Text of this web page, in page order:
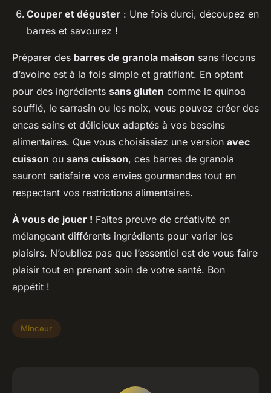
Couper et déguster : Une fois durci, découpez en
barres et savourez !
Préparer des barres de granola maison sans flocons
d’avoine est à la fois simple et gratifiant. En optant
pour des ingrédients sans gluten comme le quinoa
soufflé, le sarrasin ou les noix, vous pouvez créer des
encas sains et délicieux adaptés à vos besoins
alimentaires. Que vous choisissiez une version avec
cuisson ou sans cuisson, ces barres de granola
sauront satisfaire vos envies gourmandes tout en
respectant vos restrictions alimentaires.
À vous de jouer ! Faites preuve de créativité en
mélangeant différents ingrédients pour varier les
plaisirs. N’oubliez pas que l’essentiel est de vous faire
plaisir tout en prenant soin de votre santé. Bon
appétit !
Minceur